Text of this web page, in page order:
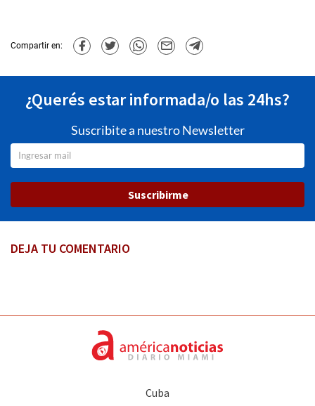
Compartir en:
¿Querés estar informada/o las 24hs?
Suscribite a nuestro Newsletter
Suscribirme
DEJA TU COMENTARIO
Cuba